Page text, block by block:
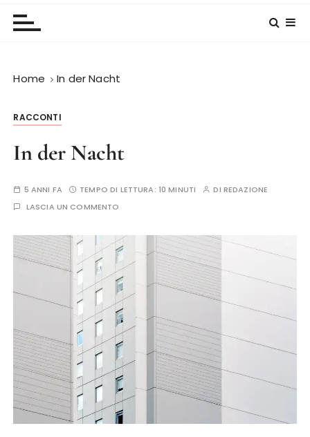
Home In der Nacht
RACCONTI
In der Nacht
5 ANNI FA TEMPO DI LETTURA: 10 MINUTI DI REDAZIONE
LASCIA UN COMMENTO